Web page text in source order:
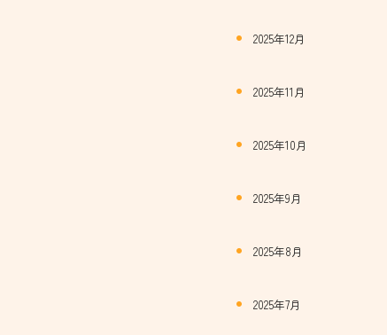
2025年12月
2025年11月
2025年10月
2025年9月
2025年8月
2025年7月